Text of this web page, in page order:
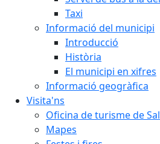
Taxi
Informació del municipi
Introducció
Història
El municipi en xifres
Informació geogràfica
Visita'ns
Oficina de turisme de
Mapes